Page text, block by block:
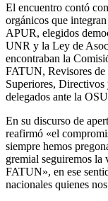
El encuentro contó
orgánicos que
APUR, elegidos
UNR y la Ley de
encontraban la
FATUN, Revisores de
Superiores,
delegados ante la
En su discurso de
reafirmó «el
siempre hemos
gremial seguiremos la
FATUN», en ese
nacionales quienes